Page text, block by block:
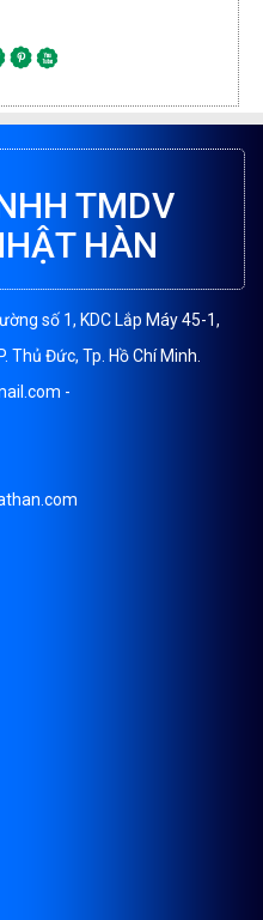
TMDV
HÀN
số 1, KDC Lắp Máy 45-1,
Thủ Đức, Tp. Hồ Chí Minh.
-